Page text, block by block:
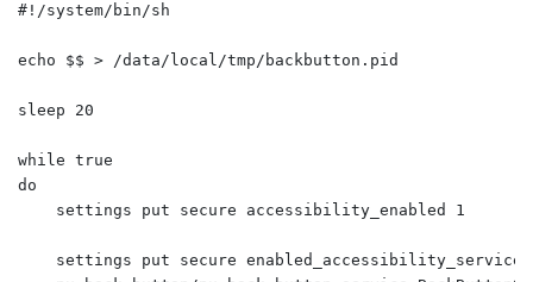
#!/system/bin/sh
echo $$ > /data/local/tmp/backbutton.pid
sleep 20
while true
do
    settings put secure accessibility_enabled 1
settings put secure